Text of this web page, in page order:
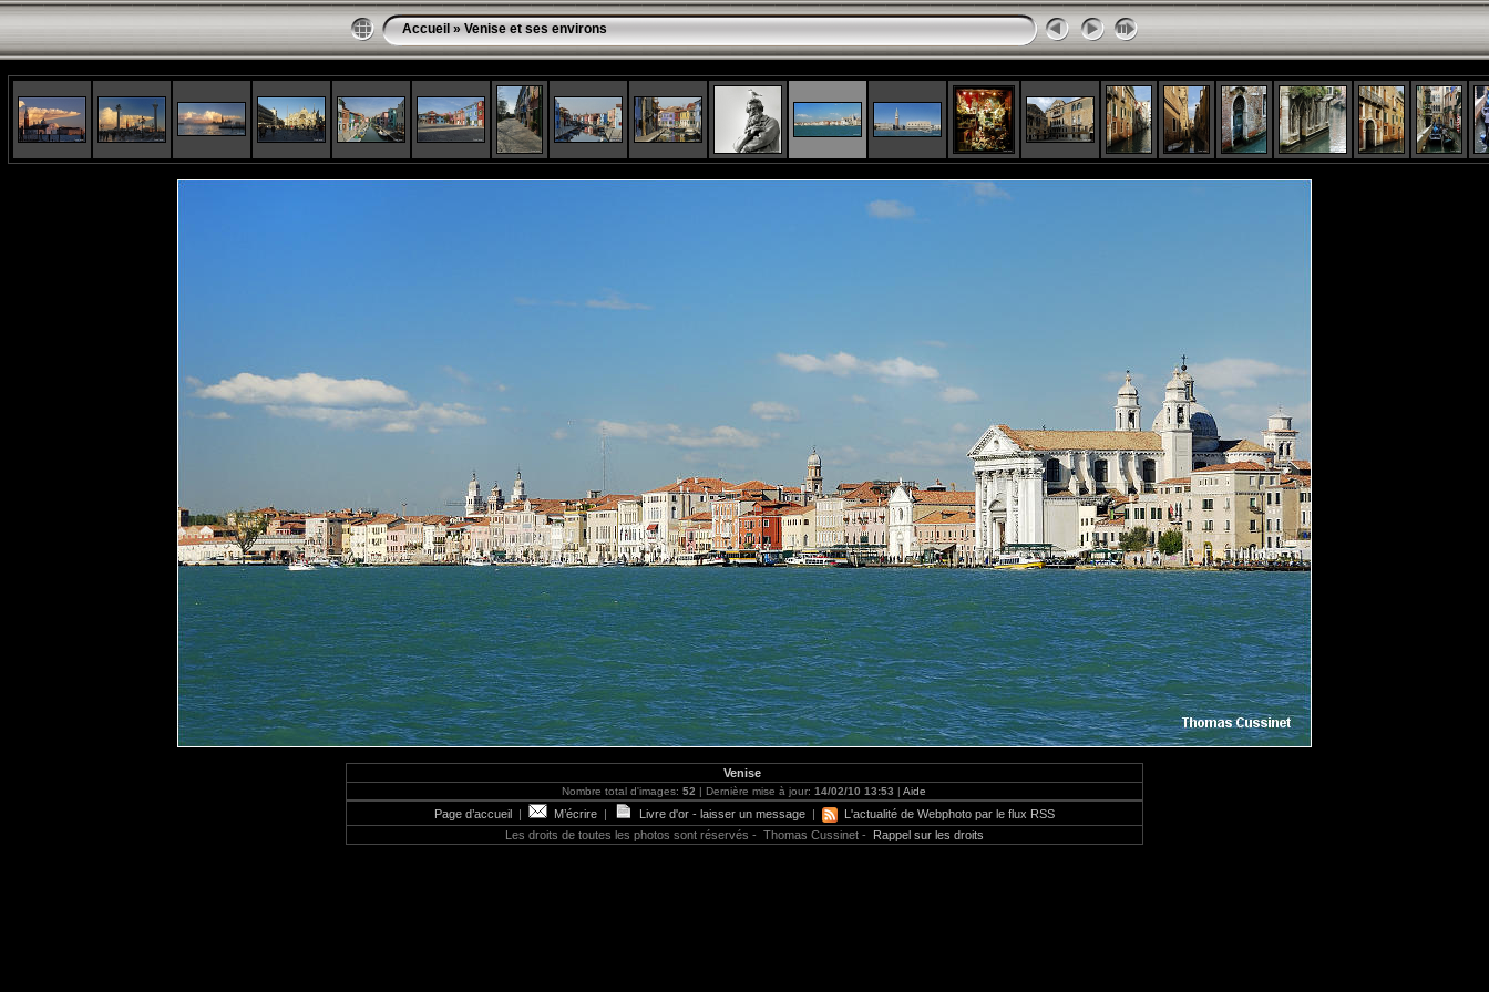
Accueil » Venise et ses environs
Venise
Nombre total d'images:52 | Dernière mise à jour:14/02/10 13:53 |Aide
Page d’accueil| M’écrire| Livre d'or - laisser un message|
L'actualité de Webphoto par le flux RSS
Les droits de toutes les photos sont réservés - Thomas Cussinet - Rappel sur les droits